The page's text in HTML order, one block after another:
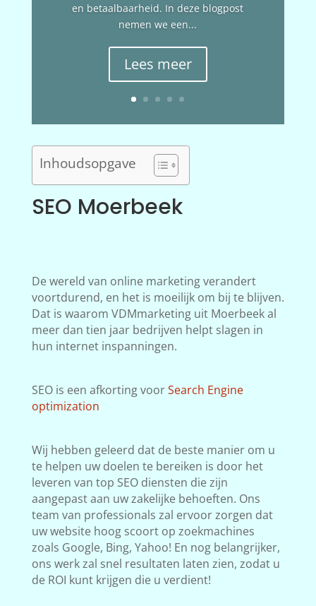
en betaalbaarheid. In deze blogpost
nemen we een...
Lees meer
Inhoudsopgave
SEO Moerbeek
De wereld van online marketing verandert
voortdurend, en het is moeilijk om bij te blijven.
Dat is waarom VDMmarketing uit Moerbeek al
meer dan tien jaar bedrijven helpt slagen in
hun internet inspanningen.
SEO is een afkorting voorSearch Engine
optimization
Wij hebben geleerd dat de beste manier om u
te helpen uw doelen te bereiken is door het
leveren van top SEO diensten die zijn
aangepast aan uw zakelijke behoeften. Ons
team van professionals zal ervoor zorgen dat
uw website hoog scoort op zoekmachines
zoals Google, Bing, Yahoo! En nog belangrijker,
ons werk zal snel resultaten laten zien, zodat u
de ROI kunt krijgen die u verdient!